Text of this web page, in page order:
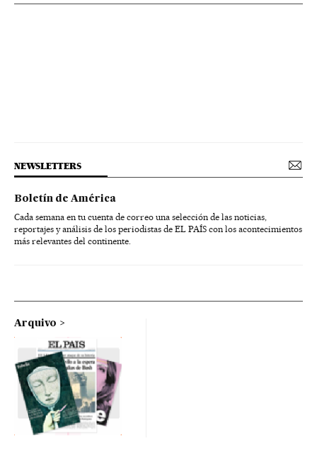
NEWSLETTERS
Boletín de América
Cada semana en tu cuenta de correo una selección de las noticias,
reportajes y análisis de los periodistas de EL PAÍS con los acontecimientos
más relevantes del continente.
Arquivo